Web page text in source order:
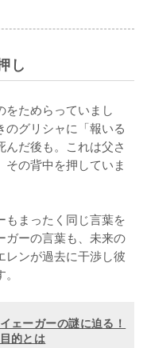
し
をためらっていまし
グリシャに「報いる
だ後も。これは父さ
の背中を押していま
もまったく同じ言葉を
ガーの言葉も、未来の
レンが過去に干渉し彼
ェーガーの謎に迫る！
的とは